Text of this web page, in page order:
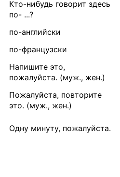
Кто-нибудь говорит здесь
по- ...?
по-английски
по-французски
Напишите это,
пожалуйста. (муж., жен.)
Пожалуйста, повторите
это. (муж., жен.)
Одну минуту, пожалуйста.